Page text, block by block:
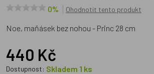
0% Ohodnotit tento produkt
Noe, maňásek bez nohou - Princ 28 cm
440 Kč
Dostupnost: Skladem 1 ks